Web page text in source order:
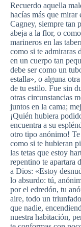
Recuerdo aquella
hacías más que mirar
Cagney, siempre tan
abeja a la flor, o
marineros en las
como si te admiraras
en un cuerpo tan
debe ser como un
estalla», o alguna
de tu estilo. Fue sin
otras circunstancias
juntos en la cama;
¡Quién hubiera
encuentra a su
otro tipo anónimo!
como si te hubieran
las tetas que estoy
repentino te apartara
a Dios: «Estoy
lo absurdo: tú,
por el edredón, tu
aire, todo un
que nadie,
nuestra habitación,